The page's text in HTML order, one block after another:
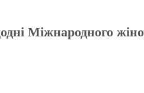
Міжнародного